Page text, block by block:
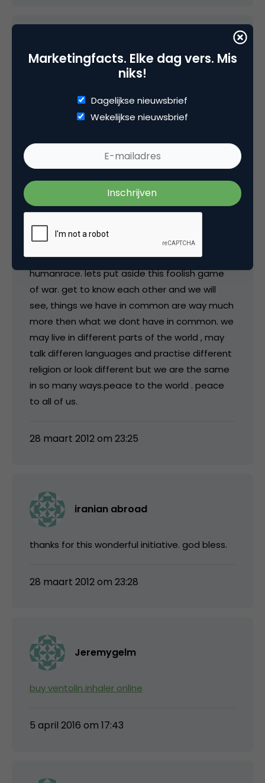
iranian abroad
Of one Essence is the human race,
Thusly has Creation put the Base;
One Limb impacted is sufficient,
For all Others to feel the Mace.
israeli, iranian, americans, togolias, chines,
chilians, no matter where we are from , we are
all human beings and belong to the
humanrace. lets put aside this foolish game
of war. get to know each other and we will
see, things we have in common are way much
more then what we dont have in common. we
may live in different parts of the world , may
talk differen languages and practise different
religion or look different but we are the same
in so many ways.peace to the world . peace
to all of us.
28 maart 2012 om 23:25
iranian abroad
thanks for this wonderful initiative. god bless.
28 maart 2012 om 23:28
Jeremygelm
buy ventolin inhaler online
5 april 2016 om 17:43
Marketingfacts. Elke dag vers. Mis
niks!
Dagelijkse nieuwsbrief
Wekelijkse nieuwsbrief